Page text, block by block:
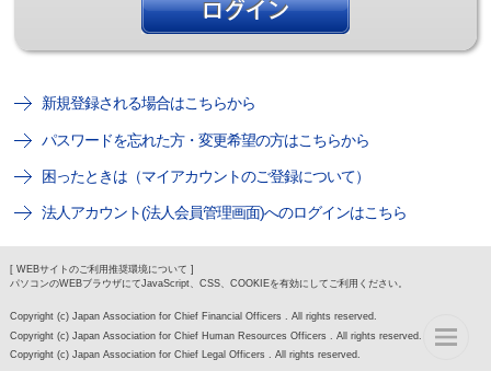
新規登録される場合はこちらから
パスワードを忘れた方・変更希望の方はこちらから
困ったときは（マイアカウントのご登録について）
法人アカウント(法人会員管理画面)へのログインはこちら
[ WEBサイトのご利用推奨環境について ]
パソコンのWEBブラウザにてJavaScript、CSS、COOKIEを有効にしてご利用ください。
Copyright (c) Japan Association for Chief Financial Officers . All rights reserved.
Copyright (c) Japan Association for Chief Human Resources Officers . All rights reserved.
Copyright (c) Japan Association for Chief Legal Officers . All rights reserved.